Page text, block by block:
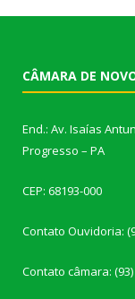
CÂMARA DE
End.: Av. Isaías
Progresso – PA
CEP: 68193-000
Contato Ouvidoria:
Contato câmara: (93)